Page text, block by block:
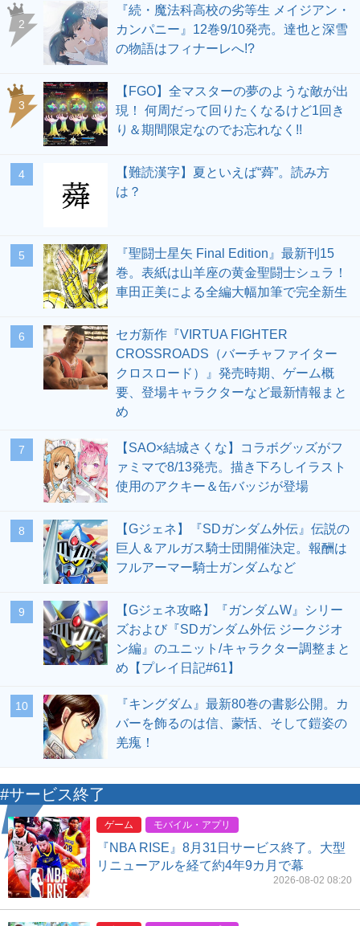
2
『続・魔法科高校の劣等生 メイジアン・
カンパニー』12巻9/10発売。達也と深雪
の物語はフィナーレへ!?
3
【FGO】全マスターの夢のような敵が出
現！ 何周だって回りたくなるけど1回き
り＆期間限定なのでお忘れなく!!
4
【難読漢字】夏といえば“蕣”。読み方
は？
5
『聖闘士星矢 Final Edition』最新刊15
巻。表紙は山羊座の黄金聖闘士シュラ！
車田正美による全編大幅加筆で完全新生
6
セガ新作『VIRTUA FIGHTER
CROSSROADS（バーチャファイター
クロスロード）』発売時期、ゲーム概
要、登場キャラクターなど最新情報まと
め
7
【SAO×結城さくな】コラボグッズがフ
ァミマで8/13発売。描き下ろしイラスト
使用のアクキー＆缶バッジが登場
8
【Gジェネ】『SDガンダム外伝』伝説の
巨人＆アルガス騎士団開催決定。報酬は
フルアーマー騎士ガンダムなど
9
【Gジェネ攻略】『ガンダムW』シリー
ズおよび『SDガンダム外伝 ジークジオ
ン編』のユニット/キャラクター調整まと
め【プレイ日記#61】
10
『キングダム』最新80巻の書影公開。カ
バーを飾るのは信、蒙恬、そして鎧姿の
羌瘣！
#サービス終了
ゲーム モバイル・アプリ
『NBA RISE』8月31日サービス終了。大型
リニューアルを経て約4年9カ月で幕
2026-08-02 08:20